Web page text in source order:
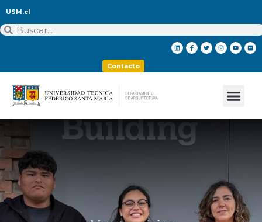
USM.cl
Contacto